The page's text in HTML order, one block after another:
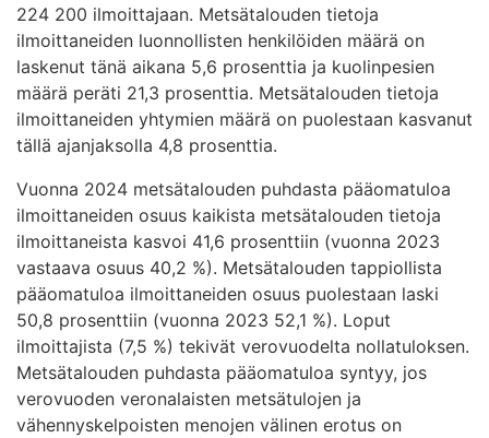
224 200 ilmoittajaan. Metsätalouden tietoja
ilmoittaneiden luonnollisten henkilöiden määrä on
laskenut tänä aikana 5,6 prosenttia ja kuolinpesien
määrä peräti 21,3 prosenttia. Metsätalouden tietoja
ilmoittaneiden yhtymien määrä on puolestaan kasvanut
tällä ajanjaksolla 4,8 prosenttia.
Vuonna 2024 metsätalouden puhdasta pääomatuloa
ilmoittaneiden osuus kaikista metsätalouden tietoja
ilmoittaneista kasvoi 41,6 prosenttiin (vuonna 2023
vastaava osuus 40,2 %). Metsätalouden tappiollista
pääomatuloa ilmoittaneiden osuus puolestaan laski
50,8 prosenttiin (vuonna 2023 52,1 %). Loput
ilmoittajista (7,5 %) tekivät verovuodelta nollatuloksen.
Metsätalouden puhdasta pääomatuloa syntyy, jos
verovuoden veronalaisten metsätulojen ja
vähennyskelpoisten menojen välinen erotus on